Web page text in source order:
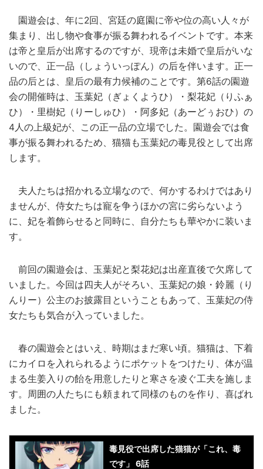
園遊会は、年に2回、宮廷の庭園に帝や位の高い人々が
集まり、出し物や食事が振る舞われるイベントです。本来
は帝と皇后が出席するのですが、現帝は未婚で皇后がいな
いので、正一品（しょういっぽん）の后を伴います。正一
品の后とは、皇后の最有力候補のことです。第6話の園遊
会の開催時は、玉葉妃（ぎょくようひ）・梨花妃（りふぁ
ひ）・里樹妃（りーしゅひ）・阿多妃（あーどぅおひ）の
4人の上級妃が、この正一品の立場でした。園遊会では食
事が振る舞われるため、猫猫も玉葉妃の毒見役として出席
します。
夫人たちは招かれる立場なので、何かするわけではあり
ませんが、侍女たちは寵を争うほかの宮に劣らないよう
に、妃を着飾らせると同時に、自分たちも華やかに装いま
す。
前回の園遊会は、玉葉妃と梨花妃は出産直後で欠席して
いました。今回は四夫人がそろい、玉葉妃の娘・鈴麗（り
んりー）公主のお披露目ということもあって、玉葉妃の侍
女たちも気合が入っていました。
春の園遊会とはいえ、時期はまだ寒い頃。猫猫は、下着
にカイロを入れられるようにポケットをつけたり、体が温
まる生姜入りの飴を用意したりと寒さを凌ぐ工夫を施しま
す。周囲の人たちにも頼まれて同様のものを作り、喜ばれ
ました。
毒見役で出席した猫猫が「これ、毒
です」 6話